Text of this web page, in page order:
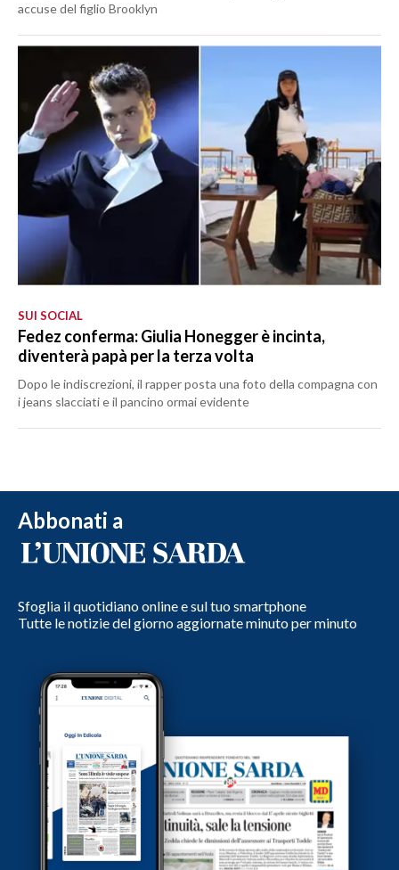
accuse del figlio Brooklyn
SUI SOCIAL
Fedez conferma: Giulia Honegger è incinta,
diventerà papà per la terza volta
Dopo le indiscrezioni, il rapper posta una foto della compagna con
i jeans slacciati e il pancino ormai evidente
Abbonati a
Sfoglia il quotidiano online e sul tuo smartphone
Tutte le notizie del giorno aggiornate minuto per minuto